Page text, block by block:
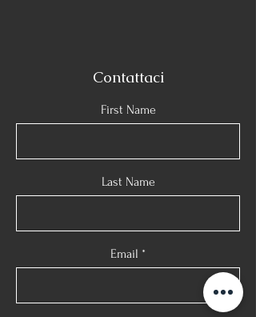
Contattaci
First Name
Last Name
Email